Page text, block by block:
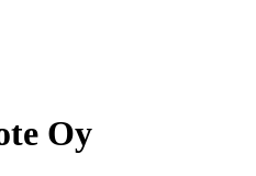
Oy